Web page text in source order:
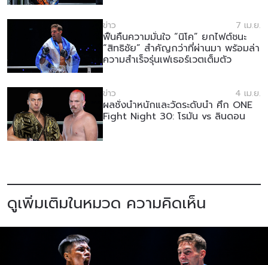
ข่าว 7 เม.ย.
ฟื้นคืนความมั่นใจ “นิโค” ยกไฟต์ชนะ
“สิทธิชัย” สำคัญกว่าที่ผ่านมา พร้อมล่า
ความสำเร็จรุ่นเฟเธอร์เวตเต็มตัว
ข่าว 4 เม.ย.
ผลชั่งน้ำหนักและวัดระดับน้ำ ศึก ONE
Fight Night 30: โรมัน vs ลินดอน
ดูเพิ่มเติมในหมวด ความคิดเห็น